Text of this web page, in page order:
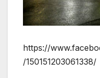
https://
/150151203061338/